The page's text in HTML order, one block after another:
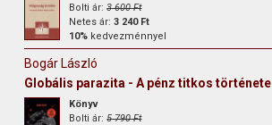
Bolti ár:3 600 Ft
Netes ár:3 240 Ft
10% kedvezménnyel
Bogár László
Globális parazita - A pénz titkos története
Könyv
Bolti ár:5 790 Ft